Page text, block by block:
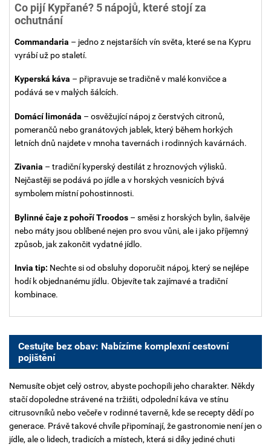
Co pijí Kypřané? 5 nápojů, které stojí za
ochutnání
Commandaria – jedno z nejstarších vín světa, které se na Kypru
vyrábí už po staletí.
Kyperská káva – připravuje se tradičně v malé konvičce a
podává se v malých šálcích.
Domácí limonáda – osvěžující nápoj z čerstvých citronů,
pomerančů nebo granátových jablek, který během horkých
letních dnů najdete v mnoha tavernách i rodinných kavárnách.
Zivania – tradiční kyperský destilát z hroznových výlisků.
Nejčastěji se podává po jídle a v horských vesnicích bývá
symbolem místní pohostinnosti.
Bylinné čaje z pohoří Troodos – směsi z horských bylin, šalvěje
nebo máty jsou oblíbené nejen pro svou vůni, ale i jako příjemný
způsob, jak zakončit vydatné jídlo.
Invia tip: Nechte si od obsluhy doporučit nápoj, který se nejlépe
hodí k objednanému jídlu. Objevíte tak zajímavé a tradiční
kombinace.
Cestujte bez obav: Nabízíme komplexní cestovní
pojištění
Nemusíte objet celý ostrov, abyste pochopili jeho charakter. Někdy
stačí dopoledne strávené na tržišti, odpolední káva ve stínu
citrusovníků nebo večeře v rodinné taverně, kde se recepty dědí po
generace. Právě takové chvíle připomínají, že gastronomie není jen o
jídle, ale o lidech, tradicích a místech, která si díky jediné chuti